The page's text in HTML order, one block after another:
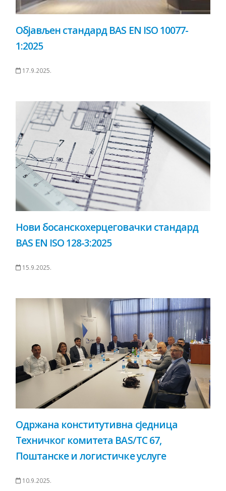
Објављен стандард BAS EN ISO 10077-
1:2025
17.9.2025.
Нови босанскохерцеговачки стандард
BAS EN ISO 128-3:2025
15.9.2025.
Одржана конститутивна сједница
Техничког комитета BAS/TC 67,
Поштанске и логистичке услуге
10.9.2025.